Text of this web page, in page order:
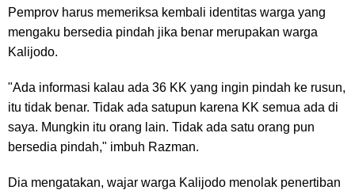
Pemprov harus memeriksa kembali identitas warga yang
mengaku bersedia pindah jika benar merupakan warga
Kalijodo.
"Ada informasi kalau ada 36 KK yang ingin pindah ke rusun,
itu tidak benar. Tidak ada satupun karena KK semua ada di
saya. Mungkin itu orang lain. Tidak ada satu orang pun
bersedia pindah," imbuh Razman.
Dia mengatakan, wajar warga Kalijodo menolak penertiban